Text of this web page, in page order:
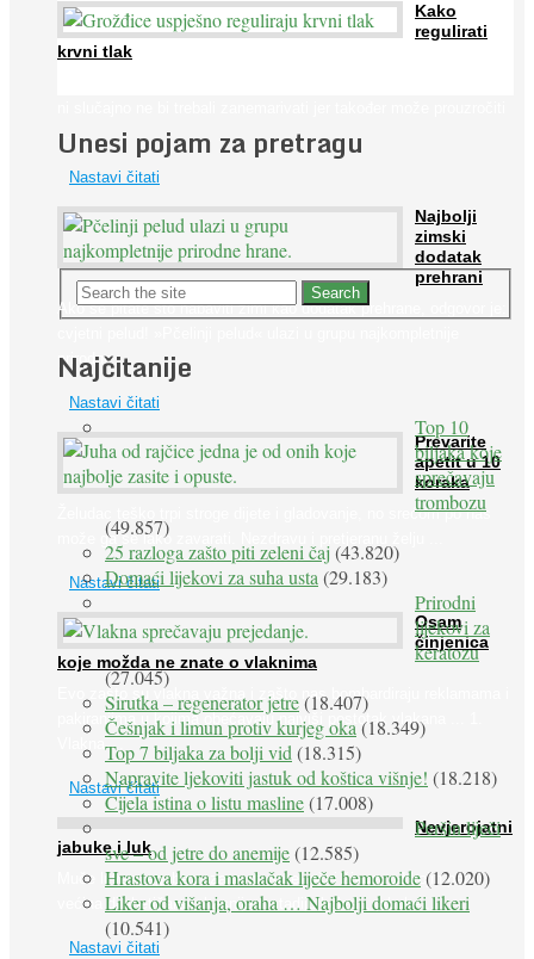
Kako
regulirati
krvni tlak
...
Nastavi čitati
Najbolji
zimski
dodatak
prehrani
Ako se pitate što nabaviti zimi kao dodatak prehrane, odgovor je:
prirodne ...
Nastavi čitati
Prevarite
apetit u 10
koraka
Želudac teško trpi stroge dijete i gladovanje, no srećom po nas
može ga se lako zavarati. Nezdravu i pretjeranu želju ...
Nastavi čitati
Osam
činjenica
koje možda ne znate o vlaknima
Evo zašto su vlakna važna i zašto nas bombardiraju reklamama i
pakiranjima u kojima obećavaju najviši postotak vlakana ... 1.
Vlakna ...
Nastavi čitati
Nevjerojatni
jabuke i luk
Muče li vas tegobe vezane uz srce, oči i živce, od kojih pati
većina dijabetičara u kasnijem stadiju bolesti, jabuke ...
Nastavi čitati
Unesi pojam za pretragu
Najčitanije
Top 10
biljaka koje
sprečavaju
trombozu
(49.857)
25 razloga zašto piti zeleni čaj(43.820)
Domaći lijekovi za suha usta (29.183)
Prirodni
lijekovi za
keratozu
(27.045)
Sirutka – regenerator jetre(18.407)
Češnjak i limun protiv kurjeg oka (18.349)
Top 7 biljaka za bolji vid (18.315)
Napravite ljekoviti jastuk od koštica višnje! (18.218)
Cijela istina o listu masline(17.008)
Peršin liječi
sve – od jetre do anemije(12.585)
Hrastova kora i maslačak liječe hemoroide(12.020)
Liker od višanja, oraha … Najbolji domaći likeri
(10.541)